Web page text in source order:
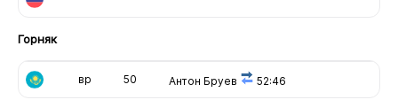
Горняк
вр 50 Антон Бруев 52:46